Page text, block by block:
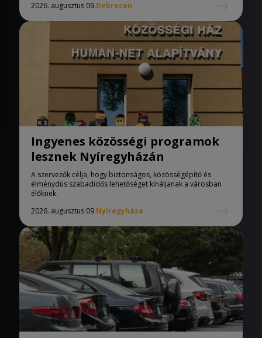
2026. augusztus 09.Debrecen
Ingyenes közösségi programok
lesznek Nyíregyházán
A szervezők célja, hogy biztonságos, közösségépítő és
élménydús szabadidős lehetőséget kínáljanak a városban
élőknek.
2026. augusztus 09.Nyíregyháza